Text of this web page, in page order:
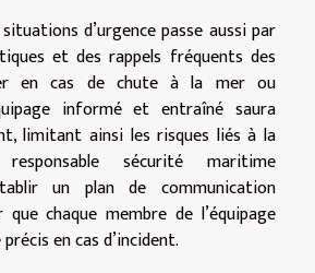
d’urgence passe aussi par
et des rappels fréquents des
en cas de chute à la mer ou
informé et entraîné saura
limitant ainsi les risques liés à la
sécurité maritime
un plan de communication
chaque membre de l’équipage
en cas d’incident.